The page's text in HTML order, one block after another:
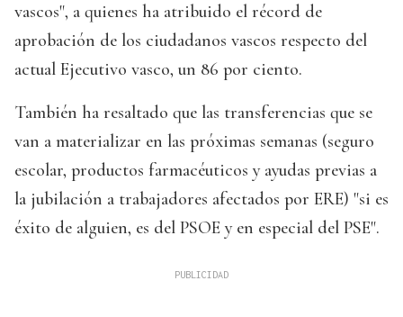
vascos", a quienes ha atribuido el récord de
aprobación de los ciudadanos vascos respecto del
actual Ejecutivo vasco, un 86 por ciento.
También ha resaltado que las transferencias que se
van a materializar en las próximas semanas (seguro
escolar, productos farmacéuticos y ayudas previas a
la jubilación a trabajadores afectados por ERE) "si es
éxito de alguien, es del PSOE y en especial del PSE".